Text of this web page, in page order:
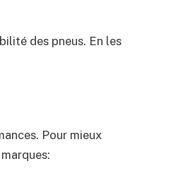
des pneus. En les
Pour mieux